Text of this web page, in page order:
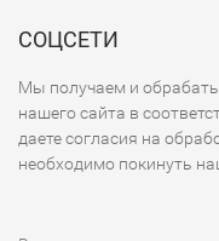
СОЦСЕТИ
Мы получаем и
нашего сайта в
даете согласия на
необходимо покинуть